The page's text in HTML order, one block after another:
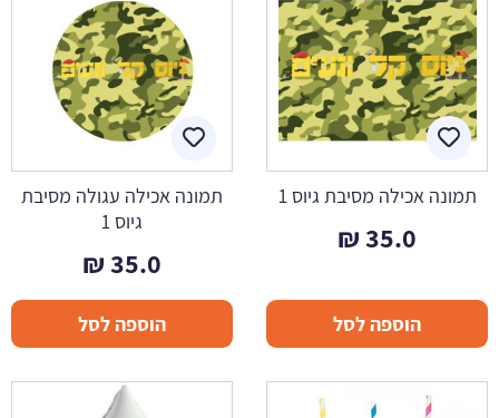
תמונה אכילה מסיבת גיוס 1
35.0
₪
הוספה לסל
תמונה אכילה עגולה מסיבת
גיוס 1
35.0
₪
הוספה לסל